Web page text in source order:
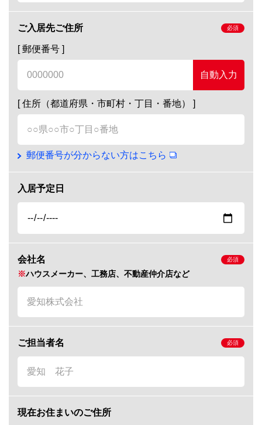
ご入居先ご住所
[ 郵便番号 ]
自動入力
[ 住所（都道府県・市町村・丁目・番地） ]
郵便番号が分からない方はこちら
入居予定日
会社名
※ハウスメーカー、工務店、不動産仲介店など
ご担当者名
現在お住まいのご住所